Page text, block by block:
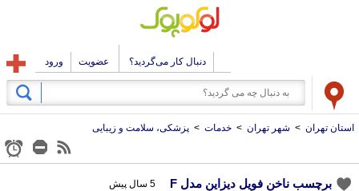
دنبال کار می‌گردید؟ عضویت ورود
استان تهران > شهر تهران > خدمات > پزشکی، سلامت و زیبایی
برچسب ناخن فویل دیزاین مدل F 5 سال پیش